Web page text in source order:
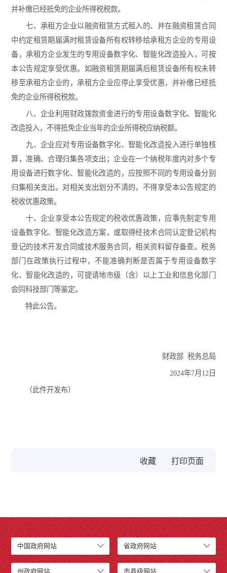
并补缴已经抵免的企业所得税税款。
七、承租方企业以融资租赁方式租入的、并在融资租赁合同
中约定租赁期届满时租赁设备所有权转移给承租方企业的专用设
备，承租方企业发生的专用设备数字化、智能化改造投入，可按
本公告规定享受优惠。如融资租赁期届满后租赁设备所有权未转
移至承租方企业的，承租方企业应停止享受优惠，并补缴已经抵
免的企业所得税税款。
八、企业利用财政拨款资金进行的专用设备数字化、智能化
改造投入，不得抵免企业当年的企业所得税应纳税额。
九、企业应对专用设备数字化、智能化改造投入进行单独核
算，准确、合理归集各项支出；企业在一个纳税年度内对多个专
用设备进行数字化、智能化改造的，应按照不同的专用设备分别
归集相关支出。对相关支出划分不清的，不得享受本公告规定的
税收优惠政策。
十、企业享受本公告规定的税收优惠政策，应事先制定专用
设备数字化、智能化改造方案，或取得经技术合同认定登记机构
登记的技术开发合同或技术服务合同，相关资料留存备查。税务
部门在政策执行过程中，不能准确判断是否属于专用设备数字
化、智能化改造的，可提请地市级（含）以上工业和信息化部门
会同科技部门等鉴定。
特此公告。
财政部 税务总局
2024年7月12日
（此件开发布）
收藏
中国政府网站 省政府网站
州政府网站 市县级网站